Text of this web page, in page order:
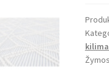
Blue